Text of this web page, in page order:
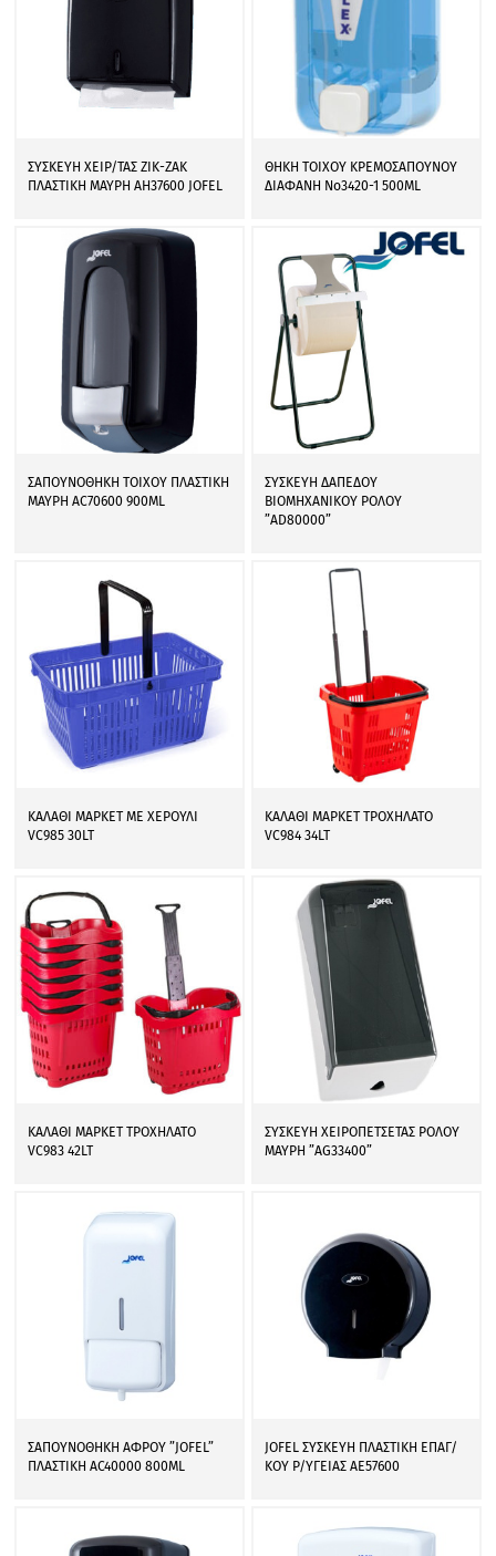
ΣΥΣΚΕΥΗ ΧΕΙΡ/ΤΑΣ ΖΙΚ-ΖΑΚ
ΠΛΑΣΤΙΚΗ ΜΑΥΡΗ AH37600 JOFEL
ΘΗΚΗ ΤΟΙΧΟΥ ΚΡΕΜΟΣΑΠΟΥΝΟΥ
ΔΙΑΦΑΝΗ Νο3420-1 500ML
ΣΑΠΟΥΝΟΘΗΚΗ ΤΟΙΧΟΥ ΠΛΑΣΤΙΚΗ
ΜΑΥΡΗ AC70600 900ML
ΣΥΣΚΕΥΗ ΔΑΠΕΔΟΥ
ΒΙΟΜΗΧΑΝΙΚΟΥ ΡΟΛΟΥ
”AD80000”
ΚΑΛΑΘΙ ΜΑΡΚΕΤ ΜΕ ΧΕΡΟΥΛΙ
VC985 30LT
ΚΑΛΑΘΙ ΜΑΡΚΕΤ ΤΡΟΧΗΛΑΤΟ
VC984 34LT
ΚΑΛΑΘΙ ΜΑΡΚΕΤ ΤΡΟΧΗΛΑΤΟ
VC983 42LT
ΣΥΣΚΕΥΗ ΧΕΙΡΟΠΕΤΣΕΤΑΣ ΡΟΛΟΥ
ΜΑΥΡΗ ”AG33400”
ΣΑΠΟΥΝΟΘΗΚΗ ΑΦΡΟΥ ”JOFEL”
ΠΛΑΣΤΙΚΗ AC40000 800ML
JOFEL ΣΥΣΚΕΥΗ ΠΛΑΣΤΙΚΗ ΕΠΑΓ/
ΚΟΥ Ρ/ΥΓΕΙΑΣ AE57600